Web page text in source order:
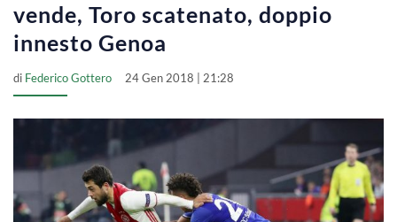
vende, Toro scatenato, doppio
innesto Genoa
di Federico Gottero 24 Gen 2018 | 21:28